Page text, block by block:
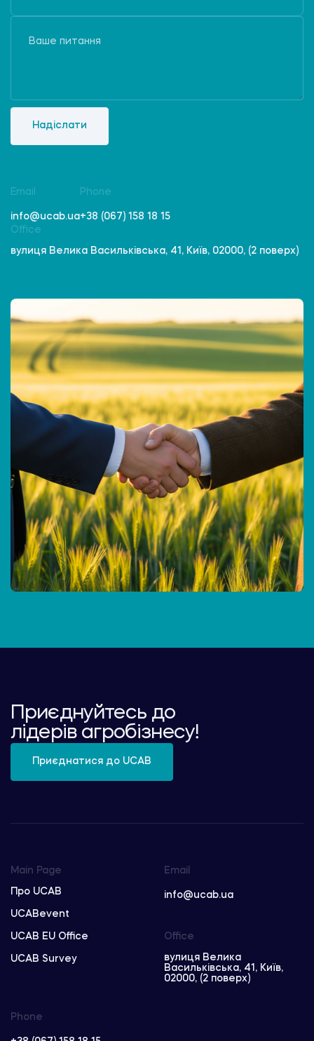
Надіслати
Email
info@ucab.ua
Phone
+38 (067) 158 18 15
Office
вулиця Велика Васильківська, 41, Київ, 02000, (2 поверх)
Приєднуйтесь до
лідерів агробізнесу!
Приєднатися до UCAB
Main Page
Про UCAB
UCABevent
UCAB EU Office
UCAB Survey
Email
info@ucab.ua
Phone
Office
вулиця Велика
Васильківська, 41, Київ,
02000, (2 поверх)